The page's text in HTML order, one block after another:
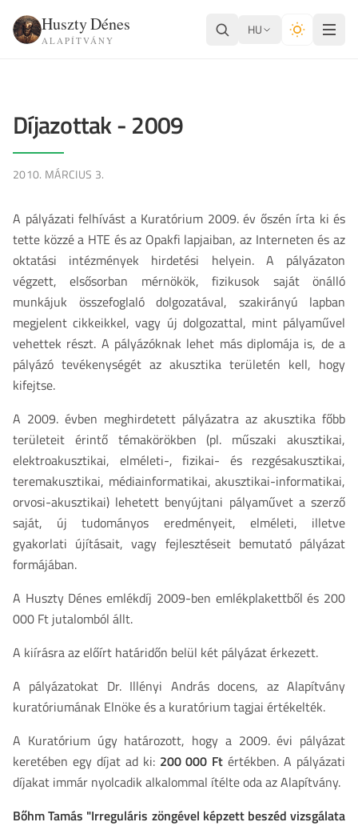
Huszty Dénes
ALAPÍTVÁNY
HU
Díjazottak - 2009
2010. MÁRCIUS 3.
A pályázati felhívást a Kuratórium 2009. év őszén írta ki és
tette közzé a HTE és az Opakfi lapjaiban, az Interneten és az
oktatási intézmények hirdetési helyein. A pályázaton
végzett, elsősorban mérnökök, fizikusok saját önálló
munkájuk összefoglaló dolgozatával, szakirányú lapban
megjelent cikkeikkel, vagy új dolgozattal, mint pályaművel
vehettek részt. A pályázóknak lehet más diplomája is, de a
pályázó tevékenységét az akusztika területén kell, hogy
kifejtse.
A 2009. évben meghirdetett pályázatra az akusztika főbb
területeit érintő témakörökben (pl. műszaki akusztikai,
elektroakusztikai, elméleti-, fizikai- és rezgésakusztikai,
teremakusztikai, médiainformatikai, akusztikai-informatikai,
orvosi-akusztikai) lehetett benyújtani pályaművet a szerző
saját, új tudományos eredményeit, elméleti, illetve
gyakorlati újításait, vagy fejlesztéseit bemutató pályázat
formájában.
A Huszty Dénes emlékdíj 2009-ben emlékplakettből és 200
000 Ft jutalomból állt.
A kiírásra az előírt határidőn belül két pályázat érkezett.
A pályázatokat Dr. Illényi András docens, az Alapítvány
kuratóriumának Elnöke és a kuratórium tagjai értékelték.
A Kuratórium úgy határozott, hogy a 2009. évi pályázat
keretében egy díjat ad ki: 200 000 Ft értékben. A pályázati
díjakat immár nyolcadik alkalommal ítélte oda az Alapítvány.
Bőhm Tamás "Irreguláris zöngével képzett beszéd vizsgálata